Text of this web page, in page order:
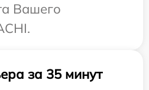
Вашего
за 35 минут